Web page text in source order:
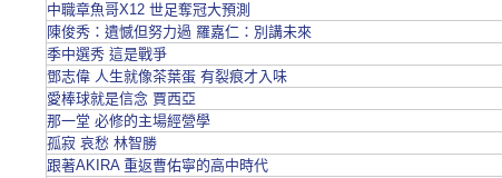
中職章魚哥X12 世足奪冠大預測
陳俊秀：遺憾但努力過 羅嘉仁：別講未來
季中選秀 這是戰爭
鄧志偉 人生就像茶葉蛋 有裂痕才入味
愛棒球就是信念 賈西亞
那一堂 必修的主場經營學
孤寂 哀愁 林智勝
跟著AKIRA 重返曹佑寧的高中時代